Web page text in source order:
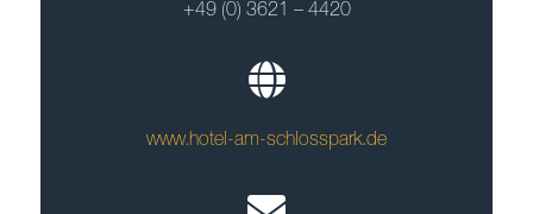
+49 (0) 3621 – 4420
www.hotel-am-schlosspark.de